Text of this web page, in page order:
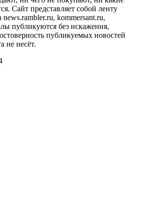
Сайт представляет собой ленту
news.rambler.ru, kommersant.ru,
публикуются без искажения,
публикуемых новостей
не несёт.